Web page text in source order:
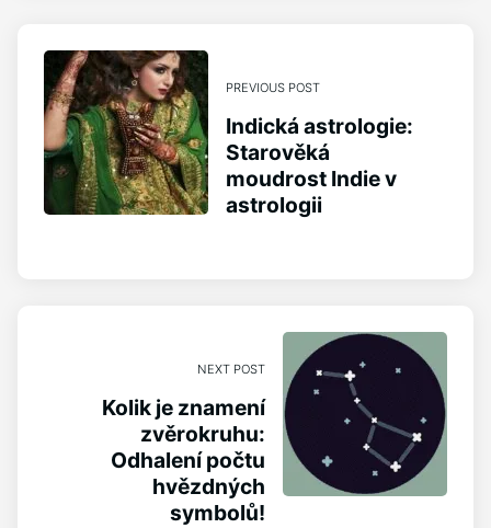
PREVIOUS POST
Indická astrologie:
Starověká
moudrost Indie v
astrologii
NEXT POST
Kolik je znamení
zvěrokruhu:
Odhalení počtu
hvězdných
symbolů!